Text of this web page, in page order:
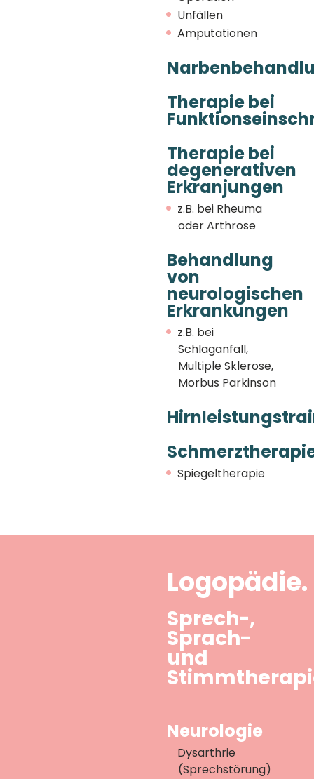
Unfällen
Amputationen
Therapie bei
Therapie bei
degenerativen
Erkranjungen
z.B. bei Rheuma
oder Arthrose
Behandlung
von
neurologischen
Erkrankungen
z.B. bei
Schlaganfall,
Multiple Sklerose,
Morbus Parkinson
Spiegeltherapie
Logopädie.
Sprech-,
Sprach-
und
Neurologie
Dysarthrie
(Sprechstörung)